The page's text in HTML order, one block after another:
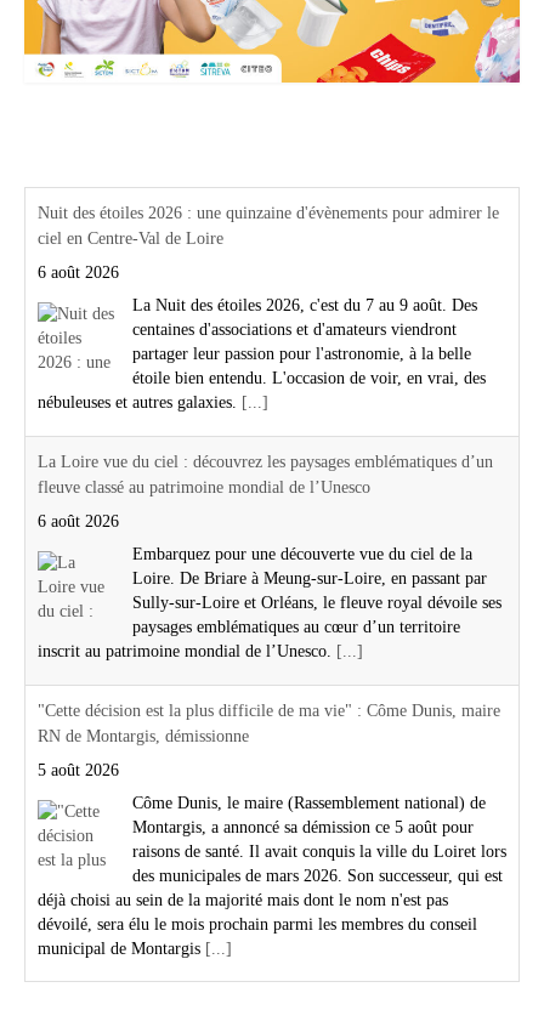
Nuit des étoiles 2026 : une quinzaine d'évènements pour admirer le
ciel en Centre-Val de Loire
6 août 2026
La Nuit des étoiles 2026, c'est du 7 au 9 août. Des
centaines d'associations et d'amateurs viendront
partager leur passion pour l'astronomie, à la belle
étoile bien entendu. L'occasion de voir, en vrai, des
nébuleuses et autres galaxies. [...]
La Loire vue du ciel : découvrez les paysages emblématiques d’un
fleuve classé au patrimoine mondial de l’Unesco
6 août 2026
Embarquez pour une découverte vue du ciel de la
Loire. De Briare à Meung-sur-Loire, en passant par
Sully-sur-Loire et Orléans, le fleuve royal dévoile ses
paysages emblématiques au cœur d’un territoire
inscrit au patrimoine mondial de l’Unesco. [...]
"Cette décision est la plus difficile de ma vie" : Côme Dunis, maire
RN de Montargis, démissionne
5 août 2026
Côme Dunis, le maire (Rassemblement national) de
Montargis, a annoncé sa démission ce 5 août pour
raisons de santé. Il avait conquis la ville du Loiret lors
des municipales de mars 2026. Son successeur, qui est
déjà choisi au sein de la majorité mais dont le nom n'est pas
dévoilé, sera élu le mois prochain parmi les membres du conseil
municipal de Montargis [...]